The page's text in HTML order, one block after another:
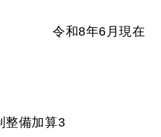
令和8年6月現在
整備加算3